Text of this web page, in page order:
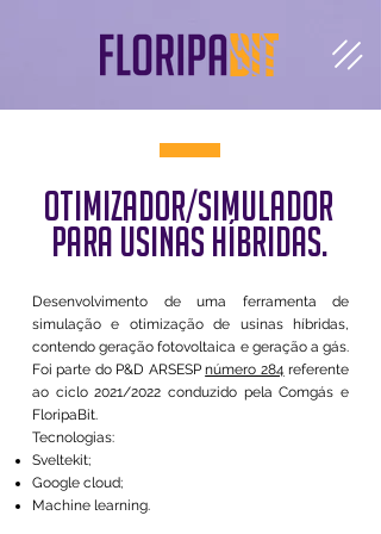
otimizador/simulador
para usinas híbridas.
Desenvolvimento de uma ferramenta de
simulação e otimização de usinas híbridas,
contendo geração fotovoltaica e geração a gás.
Foi parte do P&D ARSESPnúmero 284 referente
ao ciclo 2021/2022 conduzido pela Comgás e
FloripaBit.
Tecnologias:
Sveltekit;
Google cloud;
Machine learning.